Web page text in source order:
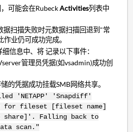
可能会在RubeckActivities列表中
据扫描失败时元数据扫描回退到"常
业仍可成功完成。
信息中、将 记录以下事件：
管理员凭据(如vsadmin)成功创
的凭据成功挂载SMB网络共享。
'NETAPP' 'Snapdiff'
for fileset [fileset name]
share]'. Falling back to
scan."